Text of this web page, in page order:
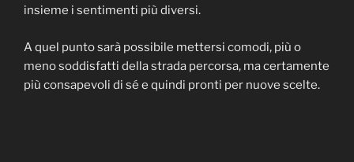
insieme i sentimenti più diversi.
A quel punto sarà possibile mettersi comodi, più o
meno soddisfatti della strada percorsa, ma certamente
più consapevoli di sé e quindi pronti per nuove scelte.